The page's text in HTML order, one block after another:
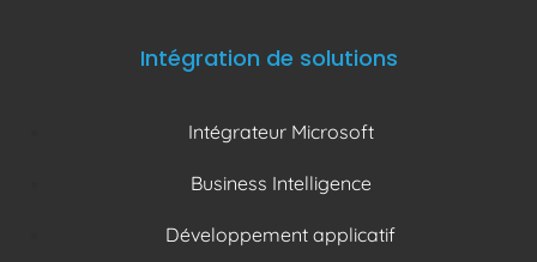
Intégration de solutions
Intégrateur Microsoft
Business Intelligence
Développement applicatif